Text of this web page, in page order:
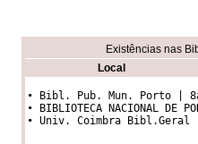
Existências nas
Local
• Bibl. Pub. Mun. Porto |
• BIBLIOTECA NACIONAL